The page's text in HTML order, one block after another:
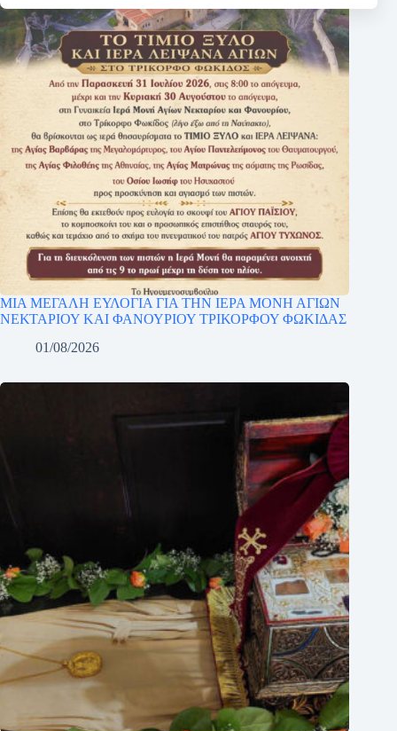
ΜΙΑ ΜΕΓΑΛΗ ΕΥΛΟΓΙΑ ΓΙΑ ΤΗΝ ΙΕΡΑ ΜΟΝΗ ΑΓΙΩΝ
ΝΕΚΤΑΡΙΟΥ ΚΑΙ ΦΑΝΟΥΡΙΟΥ ΤΡΙΚΟΡΦΟΥ ΦΩΚΙΔΑΣ
01/08/2026